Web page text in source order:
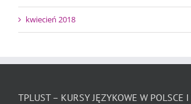
kwiecień 2018
TPLUST – KURSY JĘZYKOWE W POLSCE